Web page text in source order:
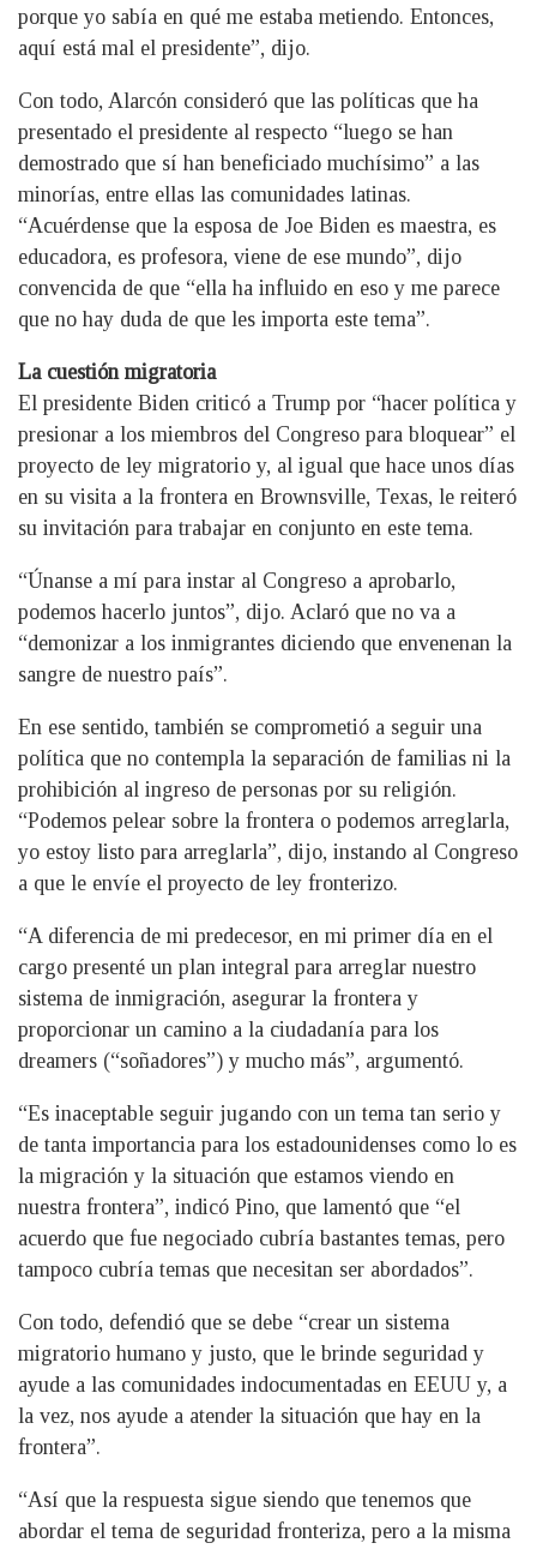
porque yo sabía en qué me estaba metiendo. Entonces,
aquí está mal el presidente”, dijo.
Con todo, Alarcón consideró que las políticas que ha
presentado el presidente al respecto “luego se han
demostrado que sí han beneficiado muchísimo” a las
minorías, entre ellas las comunidades latinas.
“Acuérdense que la esposa de Joe Biden es maestra, es
educadora, es profesora, viene de ese mundo”, dijo
convencida de que “ella ha influido en eso y me parece
que no hay duda de que les importa este tema”.
La cuestión migratoria
El presidente Biden criticó a Trump por “hacer política y
presionar a los miembros del Congreso para bloquear” el
proyecto de ley migratorio y, al igual que hace unos días
en su visita a la frontera en Brownsville, Texas, le reiteró
su invitación para trabajar en conjunto en este tema.
“Únanse a mí para instar al Congreso a aprobarlo,
podemos hacerlo juntos”, dijo. Aclaró que no va a
“demonizar a los inmigrantes diciendo que envenenan la
sangre de nuestro país”.
En ese sentido, también se comprometió a seguir una
política que no contempla la separación de familias ni la
prohibición al ingreso de personas por su religión.
“Podemos pelear sobre la frontera o podemos arreglarla,
yo estoy listo para arreglarla”, dijo, instando al Congreso
a que le envíe el proyecto de ley fronterizo.
“A diferencia de mi predecesor, en mi primer día en el
cargo presenté un plan integral para arreglar nuestro
sistema de inmigración, asegurar la frontera y
proporcionar un camino a la ciudadanía para los
dreamers (“soñadores”) y mucho más”, argumentó.
“Es inaceptable seguir jugando con un tema tan serio y
de tanta importancia para los estadounidenses como lo es
la migración y la situación que estamos viendo en
nuestra frontera”, indicó Pino, que lamentó que “el
acuerdo que fue negociado cubría bastantes temas, pero
tampoco cubría temas que necesitan ser abordados”.
Con todo, defendió que se debe “crear un sistema
migratorio humano y justo, que le brinde seguridad y
ayude a las comunidades indocumentadas en EEUU y, a
la vez, nos ayude a atender la situación que hay en la
frontera”.
“Así que la respuesta sigue siendo que tenemos que
abordar el tema de seguridad fronteriza, pero a la misma